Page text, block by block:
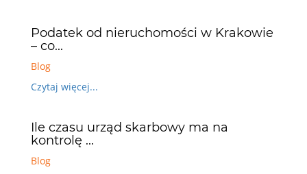
Podatek od nieruchomości w Krakowie
– co...
Blog
Czytaj więcej...
Ile czasu urząd skarbowy ma na
kontrolę ...
Blog